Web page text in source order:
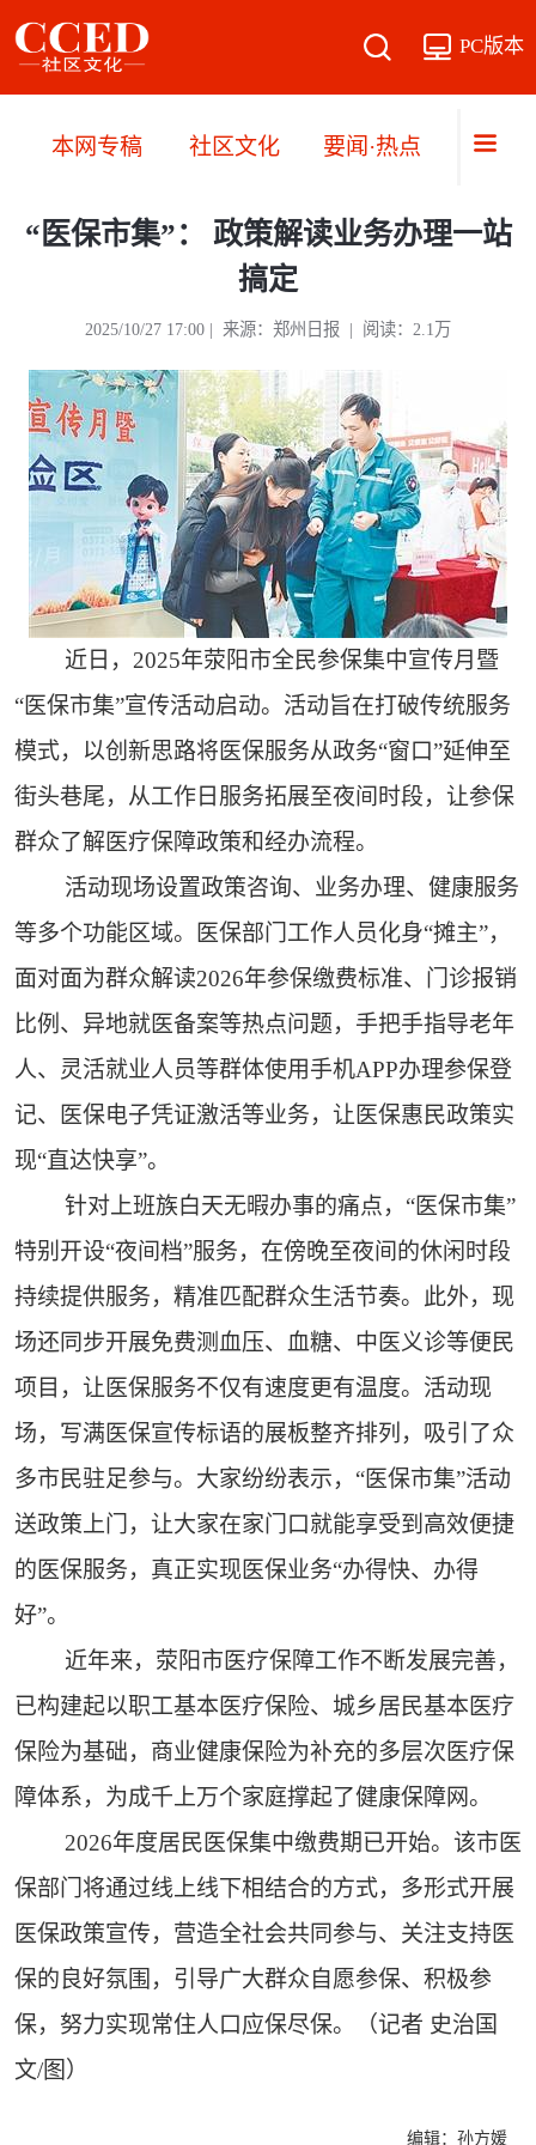
PC版本
本网专稿 社区文化 要闻·热点 直播·
“医保市集”： 政策解读业务办理一站
搞定
2025/10/27 17:00 | 来源：郑州日报 | 阅读：2.1万
近日，2025年荥阳市全民参保集中宣传月暨
“医保市集”宣传活动启动。活动旨在打破传统服务
模式，以创新思路将医保服务从政务“窗口”延伸至
街头巷尾，从工作日服务拓展至夜间时段，让参保
群众了解医疗保障政策和经办流程。
活动现场设置政策咨询、业务办理、健康服务
等多个功能区域。医保部门工作人员化身“摊主”，
面对面为群众解读2026年参保缴费标准、门诊报销
比例、异地就医备案等热点问题，手把手指导老年
人、灵活就业人员等群体使用手机APP办理参保登
记、医保电子凭证激活等业务，让医保惠民政策实
现“直达快享”。
针对上班族白天无暇办事的痛点，“医保市集”
特别开设“夜间档”服务，在傍晚至夜间的休闲时段
持续提供服务，精准匹配群众生活节奏。此外，现
场还同步开展免费测血压、血糖、中医义诊等便民
项目，让医保服务不仅有速度更有温度。活动现
场，写满医保宣传标语的展板整齐排列，吸引了众
多市民驻足参与。大家纷纷表示，“医保市集”活动
送政策上门，让大家在家门口就能享受到高效便捷
的医保服务，真正实现医保业务“办得快、办得
好”。
近年来，荥阳市医疗保障工作不断发展完善，
已构建起以职工基本医疗保险、城乡居民基本医疗
保险为基础，商业健康保险为补充的多层次医疗保
障体系，为成千上万个家庭撑起了健康保障网。
2026年度居民医保集中缴费期已开始。该市医
保部门将通过线上线下相结合的方式，多形式开展
医保政策宣传，营造全社会共同参与、关注支持医
保的良好氛围，引导广大群众自愿参保、积极参
保，努力实现常住人口应保尽保。（记者 史治国
文/图）
编辑：孙方媛